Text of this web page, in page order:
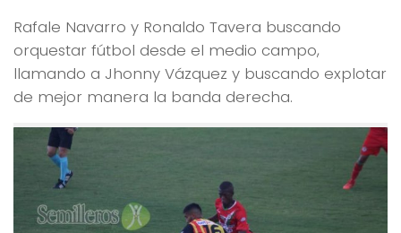
Rafale Navarro y Ronaldo Tavera buscando
orquestar fútbol desde el medio campo,
llamando a Jhonny Vázquez y buscando explotar
de mejor manera la banda derecha.